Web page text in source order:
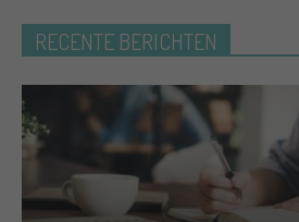
RECENTE BERICHTEN